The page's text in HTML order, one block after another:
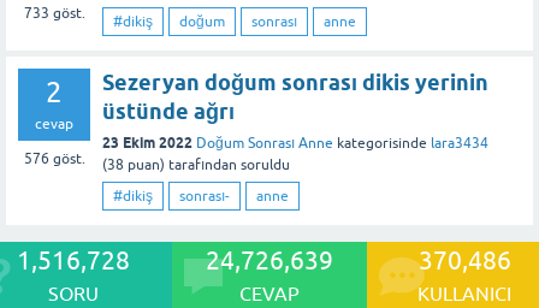
733 göst.
#dikiş
doğum sonrası anne
2
cevap
576 göst.
Sezeryan doğum sonrası dikis yerinin
üstünde ağrı
23 Ekim 2022 Doğum Sonrası Anne kategorisinde lara3434
(38 puan) tarafından soruldu
#dikiş
sonrası- anne
1,516,728
SORU
24,726,639
CEVAP
370,486
KULLANICI